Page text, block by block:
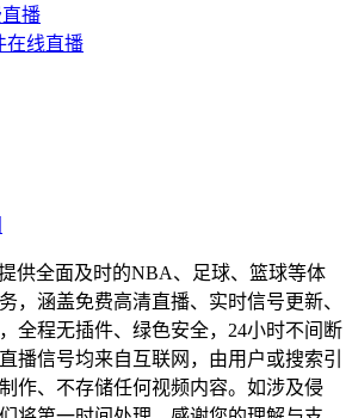
播
在线直播
供全面及时的NBA、足球、篮球等体
，涵盖免费高清直播、实时信号更新、
全程无插件、绿色安全，24小时不间断
播信号均来自互联网，由用户或搜索引
作、不存储任何视频内容。如涉及侵